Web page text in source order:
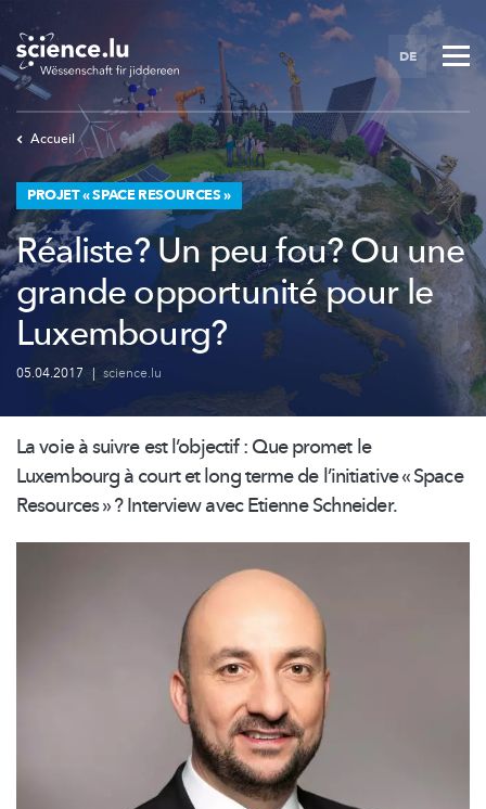
Skip
main
content
DE
Accueil
PROJET « SPACE RESOURCES »
Réaliste? Un peu fou? Ou une
grande opportunité pour le
Luxembourg?
05.04.2017 | science.lu
La voie à suivre est l’objectif : Que promet le
Luxembourg à court et long terme de l’initiative« Space
Resources » ? Interview avec Etienne Schneider.